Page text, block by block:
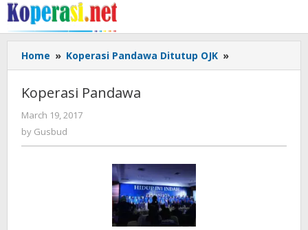
Skip
to
content
Home » Koperasi Pandawa Ditutup OJK »
Pandawa
Koperasi Pandawa
March 19, 2017
by Gusbud